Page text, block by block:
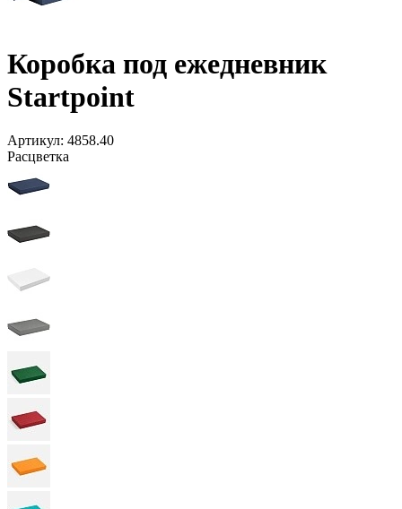
Коробка под ежедневник
Startpoint
Артикул: 4858.40
Расцветка